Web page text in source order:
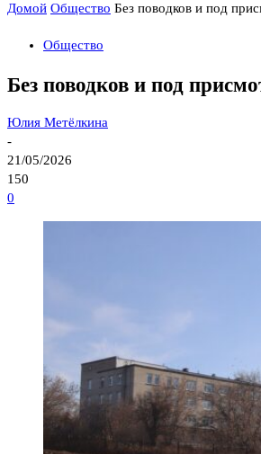
Домой Общество Без поводков и под
Общество
Без поводков и под
Юлия Метёлкина
-
21/05/2026
150
0